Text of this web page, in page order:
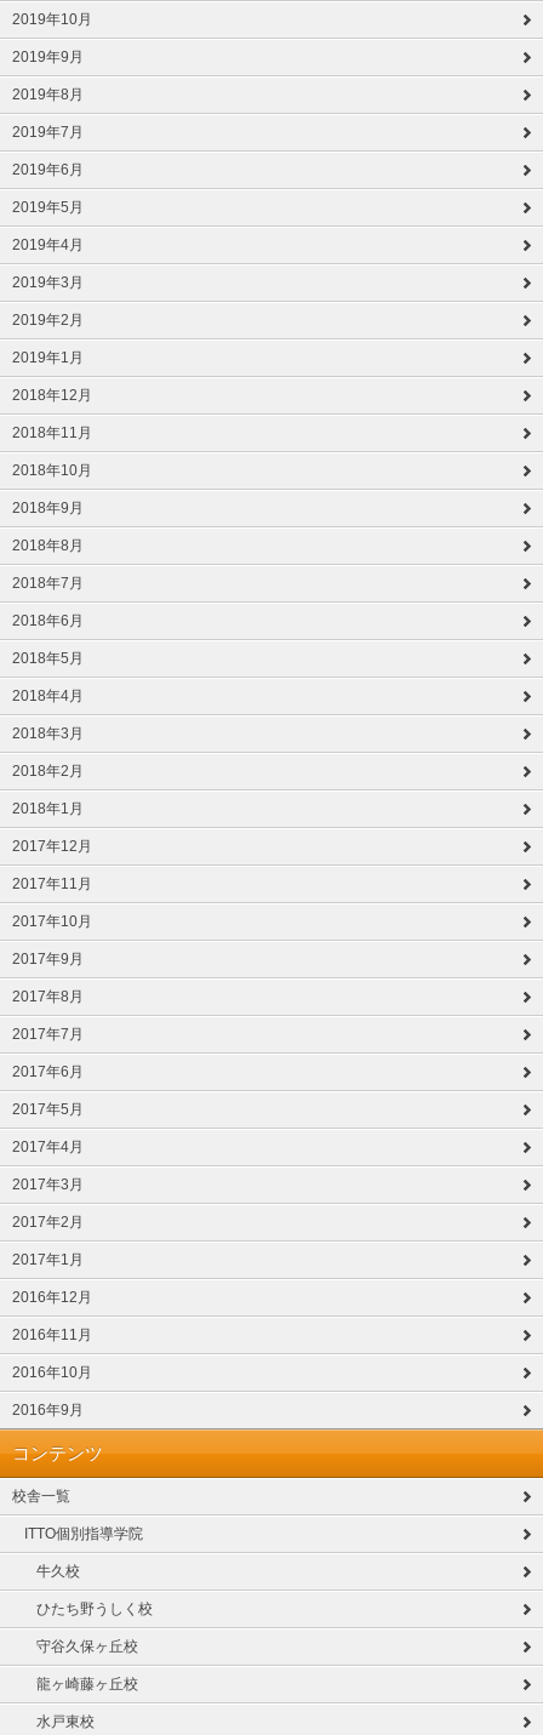
2019年10月
2019年9月
2019年8月
2019年7月
2019年6月
2019年5月
2019年4月
2019年3月
2019年2月
2019年1月
2018年12月
2018年11月
2018年10月
2018年9月
2018年8月
2018年7月
2018年6月
2018年5月
2018年4月
2018年3月
2018年2月
2018年1月
2017年12月
2017年11月
2017年10月
2017年9月
2017年8月
2017年7月
2017年6月
2017年5月
2017年4月
2017年3月
2017年2月
2017年1月
2016年12月
2016年11月
2016年10月
2016年9月
コンテンツ
校舎一覧
ITTO個別指導学院
牛久校
ひたち野うしく校
守谷久保ヶ丘校
龍ヶ崎藤ヶ丘校
水戸東校